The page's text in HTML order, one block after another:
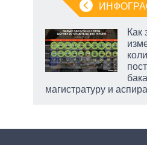
Как
магистратуру и